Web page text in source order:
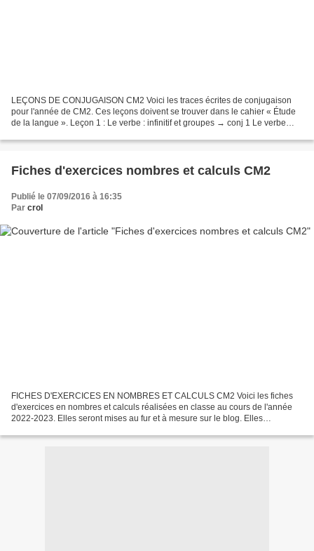
LEÇONS DE CONJUGAISON CM2 Voici les traces écrites de conjugaison
pour l'année de CM2. Ces leçons doivent se trouver dans le cahier « Étude
de la langue ». Leçon 1 : Le verbe : infinitif et groupes → conj 1 Le verbe
Fiches d'exercices nombres et calculs CM2
Publié le 07/09/2016 à 16:35
Par crol
FICHES D'EXERCICES EN NOMBRES ET CALCULS CM2 Voici les fiches
d'exercices en nombres et calculs réalisées en classe au cours de l'année
2022-2023. Elles seront mises au fur et à mesure sur le blog. Elles